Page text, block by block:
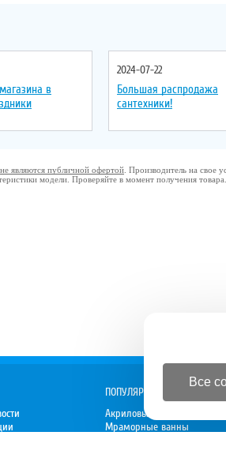
в
2024-07-22
Большая распродажа
сантехники!
не являются публичной офертой . Производитель на свое
модели. Проверяйте в момент получения товара.
ПОПУЛЯРНОЕ
Акриловые ванны
Мраморные ванны
Все